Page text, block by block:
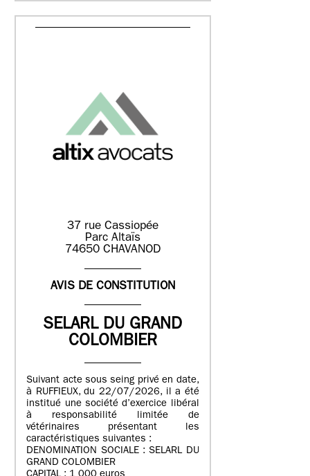
37 rue Cassiopée
Parc Altaïs
74650 CHAVANOD
AVIS DE CONSTITUTION
SELARL DU GRAND
COLOMBIER
Suivant acte sous seing privé en date,
à RUFFIEUX, du 22/07/2026, il a été
institué une société d’exercice libéral
à responsabilité limitée de
vétérinaires présentant les
caractéristiques suivantes :
DENOMINATION SOCIALE : SELARL DU
GRAND COLOMBIER